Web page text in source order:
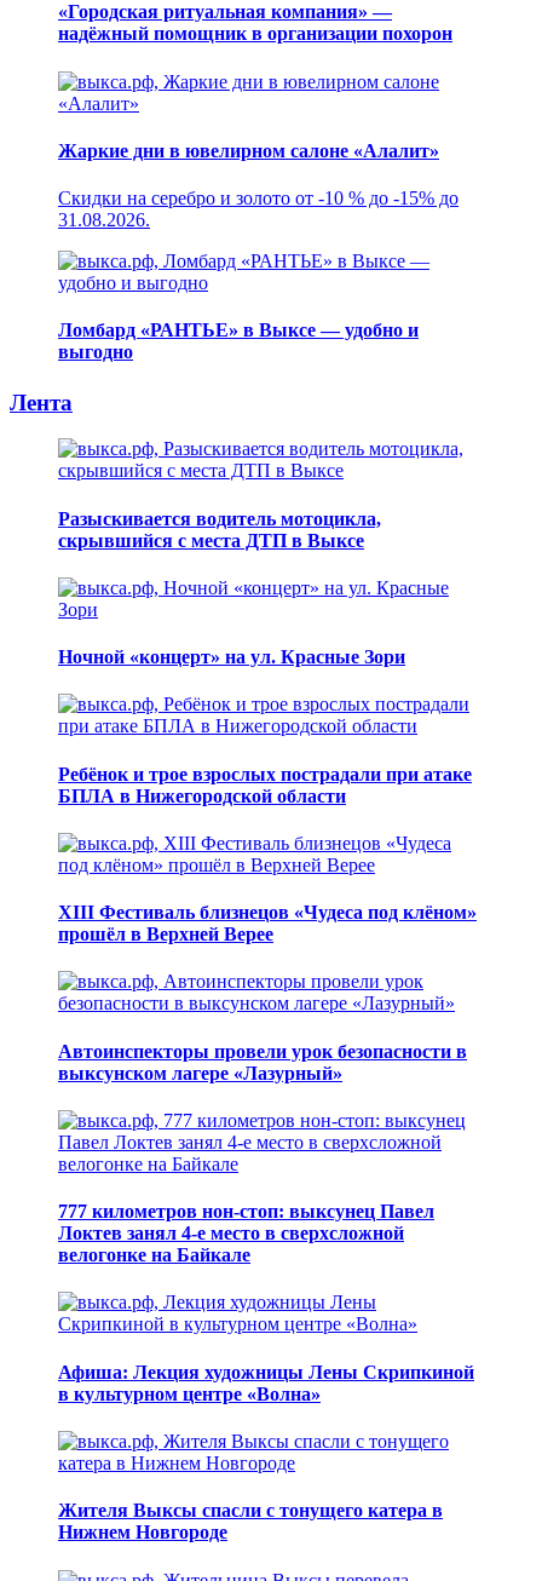
«Городская ритуальная компания» —
надёжный помощник в организации похорон
Жаркие дни в ювелирном салоне «Алалит»
Скидки на серебро и золото от -10 % до -15% до
31.08.2026.
Ломбард «РАНТЬЕ» в Выксе — удобно и
выгодно
Лента
Разыскивается водитель мотоцикла,
скрывшийся с места ДТП в Выксе
Ночной «концерт» на ул. Красные Зори
Ребёнок и трое взрослых пострадали при атаке
БПЛА в Нижегородской области
XIII Фестиваль близнецов «Чудеса под клёном»
прошёл в Верхней Верее
Автоинспекторы провели урок безопасности в
выксунском лагере «Лазурный»
777 километров нон-стоп: выксунец Павел
Локтев занял 4-е место в сверхсложной
велогонке на Байкале
Афиша: Лекция художницы Лены Скрипкиной
в культурном центре «Волна»
Жителя Выксы спасли с тонущего катера в
Нижнем Новгороде